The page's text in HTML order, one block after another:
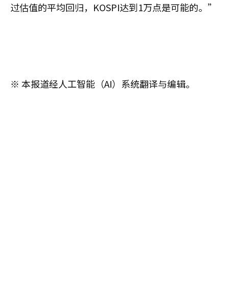
过估值的平均回归，KOSPI达到1万点是可能的。”
※ 本报道经人工智能（AI）系统翻译与编辑。